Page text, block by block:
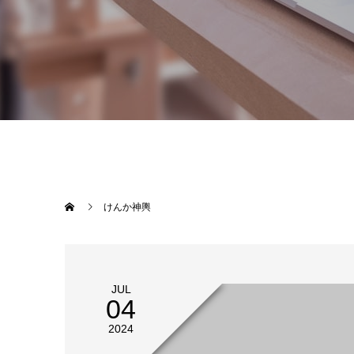
けんか神輿
JUL
04
2024